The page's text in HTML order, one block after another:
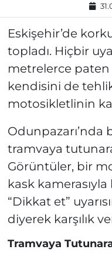
Eskişehir’de
topladı. Hiçbir
metrelerce
kendisini de
motosikletlinin
tramvaya
Görüntüler, bir
kask kamerasıyla
“Dikkat et”
diyerek karşılık
Tramvaya